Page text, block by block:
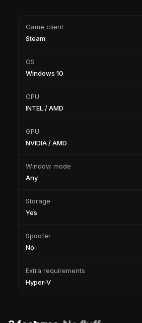
Game client
Steam
OS
Windows 10
CPU
INTEL / AMD
GPU
NVIDIA / AMD
Window mode
Any
Storage
Yes
Spoofer
No
Extra requirements
Hyper-V